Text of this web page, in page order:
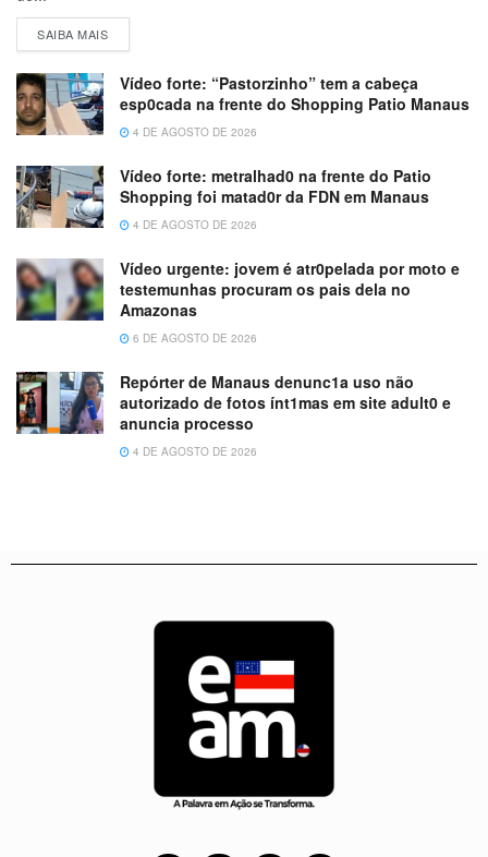
SAIBA MAIS
Vídeo forte: “Pastorzinho” tem a cabeça
esp0cada na frente do Shopping Patio Manaus
4 DE AGOSTO DE 2026
Vídeo forte: metralhad0 na frente do Patio
Shopping foi matad0r da FDN em Manaus
4 DE AGOSTO DE 2026
Vídeo urgente: jovem é atr0pelada por moto e
testemunhas procuram os pais dela no
Amazonas
6 DE AGOSTO DE 2026
Repórter de Manaus denunc1a uso não
autorizado de fotos ínt1mas em site adult0 e
anuncia processo
4 DE AGOSTO DE 2026